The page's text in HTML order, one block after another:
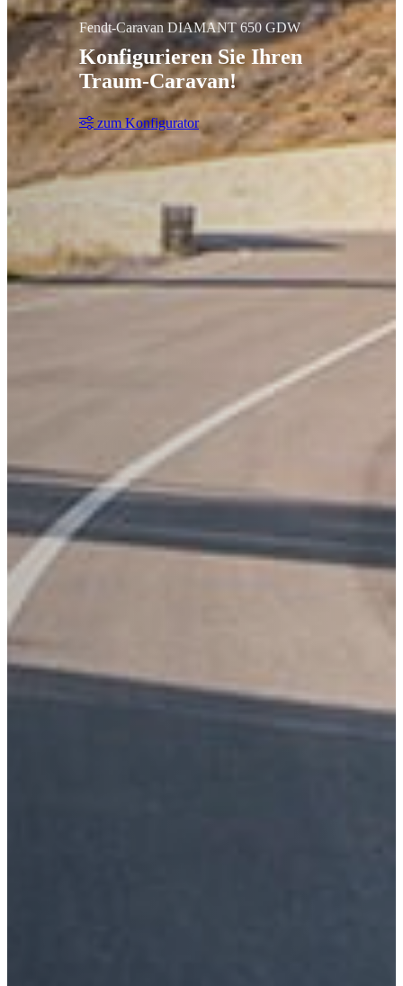
Fendt-Caravan DIAMANT 650 GDW
Konfigurieren Sie Ihren
Traum-Caravan!
zum Konfigurator